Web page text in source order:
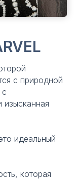
с природной
идеальный
которая